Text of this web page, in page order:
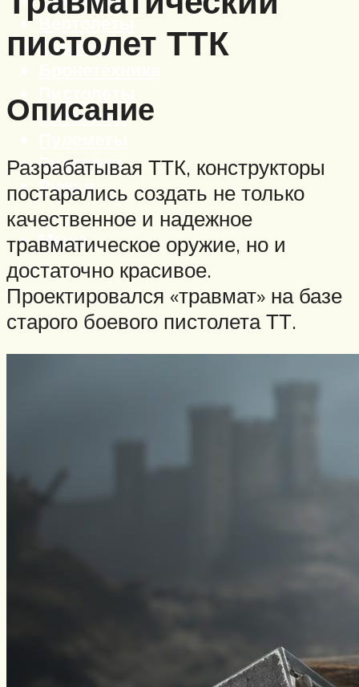
Корабли
Автоматы
Винтовки
Ружья
Меню
пистолет ТТК
Описание
Разрабатывая ТТК, конструкторы
постарались создать не только
качественное и надежное
травматическое оружие, но и
достаточно красивое.
Проектировался «травмат» на базе
старого боевого пистолета ТТ.